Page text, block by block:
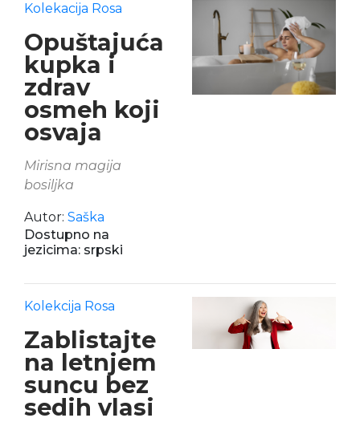
Kolekacija Rosa
Opuštajuća
kupka i
zdrav
osmeh koji
osvaja
Mirisna magija
bosiljka
Autor: Saška
Dostupno na
jezicima: srpski
Kolekcija Rosa
Zablistajte
na letnjem
suncu bez
sedih vlasi